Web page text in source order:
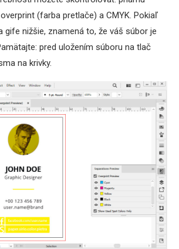
(farba pretlače) a CMYK. Pokiaľ
gife nižšie, znamená to, že váš súbor je
pred uložením súboru na tlač
na krivky.